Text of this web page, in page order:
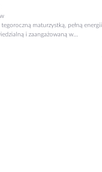
tegoroczną maturzystką, pełną energii,
i zaangażowaną w...